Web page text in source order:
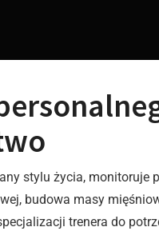
stylu życia, monitoruje
budowa masy
trenera do